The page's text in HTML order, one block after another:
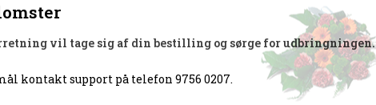
vil tage sig af din bestilling og sørge for udbringningen.
kontakt support på telefon 9756 0207.